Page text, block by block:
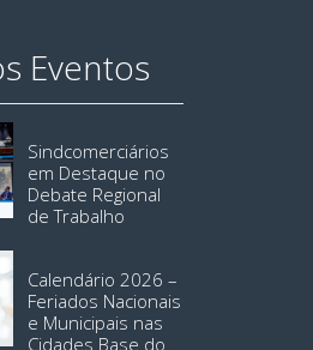
Eventos
Sindcomerciários
em Destaque no
Debate Regional
de Trabalho
Calendário 2026 –
Feriados Nacionais
e Municipais nas
Cidades Base do